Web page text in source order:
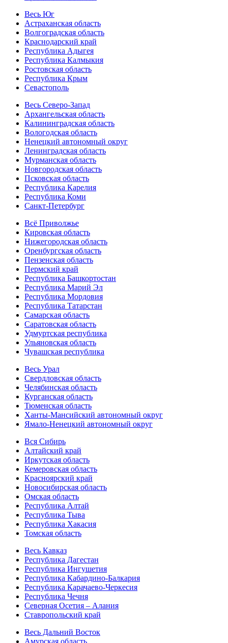
Весь Юг
Астраханская область
Волгоградская область
Краснодарский край
Республика Адыгея
Республика Калмыкия
Ростовская область
Республика Крым
Севастополь
Весь Северо-Запад
Архангельская область
Калининградская область
Вологодская область
Ненецкий автономный округ
Ленинградская область
Мурманская область
Новгородская область
Псковская область
Республика Карелия
Республика Коми
Санкт-Петербург
Всё Приволжье
Кировская область
Нижегородская область
Оренбургская область
Пензенская область
Пермский край
Республика Башкортостан
Республика Марий Эл
Республика Мордовия
Республика Татарстан
Самарская область
Саратовская область
Удмуртская республика
Ульяновская область
Чувашская республика
Весь Урал
Свердловская область
Челябинская область
Курганская область
Тюменская область
Ханты-Мансийский автономный округ
Ямало-Ненецкий автономный округ
Вся Сибирь
Алтайский край
Иркутская область
Кемеровская область
Красноярский край
Новосибирская область
Омская область
Республика Алтай
Республика Тыва
Республика Хакасия
Томская область
Весь Кавказ
Республика Дагестан
Республика Ингушетия
Республика Кабардино-Балкария
Республика Карачаево-Черкесия
Республика Чечня
Северная Осетия – Алания
Ставропольский край
Весь Дальний Восток
Амурская область